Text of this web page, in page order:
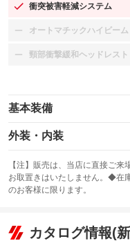
衝突被害軽減システム
：装備あり
オートマチックハイビーム
：装備なし
頸部衝撃緩和ヘッドレスト
：装備なし
基本装備
エアバッグ：運転席/助手席
：装備あり
：装備なし
サンルーフ
：装備なし
リフトアップ
：装備なし
外装・内装
カーナビ：メモリーナビ他
：装備あり
TV：フルセグ
：装備あり
ビジュアル：-／DVD再生
：装備あり
【注】販売は、当店に直接ご
お取置きはいたしません。◆在
のお客様に限ります。
カタログ情報(